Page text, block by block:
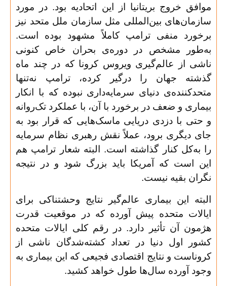
موافق خروج بریتانیا از این اتحادیه بود. در مورد
سازمان‌های بین‌المللی مثل سازمان ملل متحد نیز
برخورد منفی ترامپ کاملاً مشهود بوده است.
به‌طور مشخص در دوره‌ی بحران خاص کنونی
ناشی از عالم‌گیری ویروس کرونا که در چند ماه
گذشته جهان را درگیر کرده، ترامپ نه‌تنها
متحدکننده‌ی دنیای سرمایه‌داری نبوده که با انکار
بیماری و ضعف در برخورد با آن، با عملکرد تک‌روانه
و حتی با دزدی دریایی ماسک‌هایی که قرار بود به
جای دیگری برود، عملاً نقش رهبری نظام سرمایه
را به‌کل کنار گذاشته است. البته شعار ترامپ هم
این است که آمریکا باید بزرگ شود و در نتیجه
نگران بقیه نیست.
البته این بیماری عالم‌گیر نتایج وحشتناکی برای
ایالات متحده پیش آورده که در موقعیت قدرت
هژمون آن تأثیر دارد. در رقم کلی ایالات متحده
کشور اول دنیا در تعداد کشته‌شدگان ناشی از
کروناست و نتایج اقتصادی فجیعی که این بیماری به
وجود آورده سال‌ها طول خواهد کشید.